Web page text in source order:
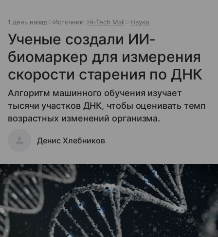
1 день назад Источник: Hi-Tech Mail Наука
Ученые создали ИИ-
биомаркер для измерения
скорости старения по ДНК
Алгоритм машинного обучения изучает
тысячи участков ДНК, чтобы оценивать темп
возрастных изменений организма.
Денис Хлебников